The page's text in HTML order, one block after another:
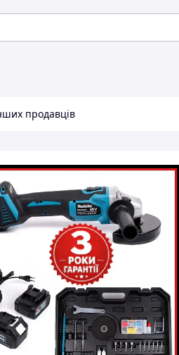
продавців